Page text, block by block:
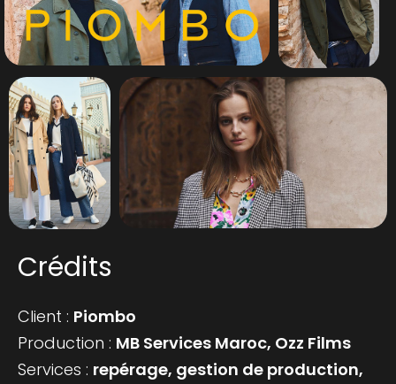
Crédits
Client : Piombo
Production : MB Services Maroc, Ozz Films
Services : repérage, gestion de production,